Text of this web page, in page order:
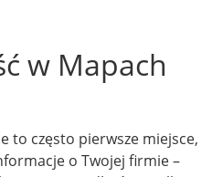
w Mapach
to często pierwsze miejsce,
o Twojej firmie –